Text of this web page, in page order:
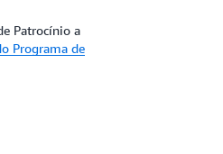
Patrocínio a
Programa de